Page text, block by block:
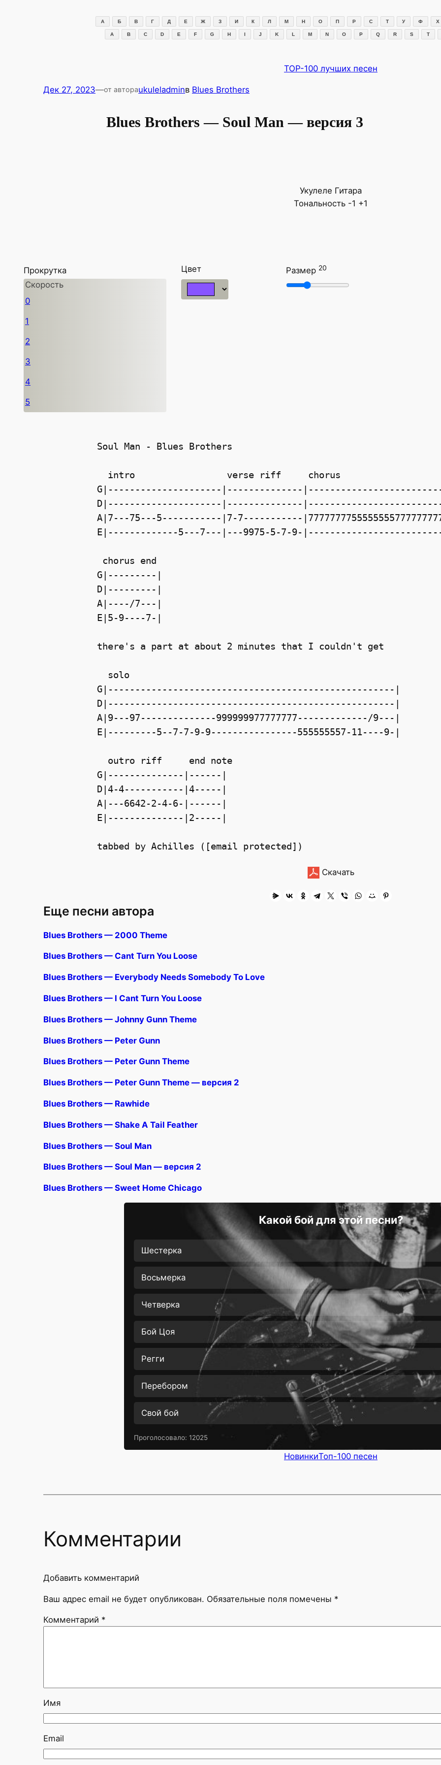
А Б В Г Д Е Ж З И К Л М Н О П Р С Т У Ф Х
A B C D E F G H I J K L M N O P Q R S T
TOP-100 лучших песен
Дек 27, 2023—от автораukuleladminв Blues Brothers
Blues Brothers — Soul Man — версия 3
Укулеле Гитара
Тональность -1 +1
Прокрутка
Скорость
0
1
2
3
4
5
Цвет Размер 20
Soul Man - Blues Brothers
  intro                 verse riff     chorus
G|---------------------|--------------
D|---------------------|--------------
A|7---75---5-----------|7-7-----------
E|-------------5---7---|---9975-5-7-9-
chorus end
G|---------|
D|---------|
A|----/7---|
E|5-9----7-|
there's a part at about 2 minutes that I couldn't get
  solo
G|-----------------------------------------------------|
D|-----------------------------------------------------|
A|9---97--------------999999977777777-------------/9---|
E|---------5--7-7-9-9----------------555555557-11----9-|
  outro riff     end note
G|--------------|------|
D|4-4-----------|4-----|
A|---6642-2-4-6-|------|
E|--------------|2-----|
tabbed by Achilles ([email protected])
Скачать
Еще песни автора
Blues Brothers — 2000 Theme
Blues Brothers — Cant Turn You Loose
Blues Brothers — Everybody Needs Somebody To Love
Blues Brothers — I Cant Turn You Loose
Blues Brothers — Johnny Gunn Theme
Blues Brothers — Peter Gunn
Blues Brothers — Peter Gunn Theme
Blues Brothers — Peter Gunn Theme — версия 2
Blues Brothers — Rawhide
Blues Brothers — Shake A Tail Feather
Blues Brothers — Soul Man
Blues Brothers — Soul Man — версия 2
Blues Brothers — Sweet Home Chicago
Какой бой для этой песни?
Шестерка
Восьмерка
Четверка
Бой Цоя
Регги
Перебором
Свой бой
Проголосовало: 12025
НовинкиТоп-100 песен
Комментарии
Добавить комментарий
Ваш адрес email не будет опубликован. Обязательные поля помечены *
Комментарий *
Имя
Email